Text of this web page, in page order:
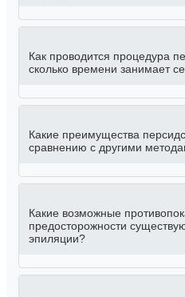
Как проводится процедура
сколько времени занимает
Какие преимущества
сравнению с другими
Какие возможные
предосторожности
эпиляции?